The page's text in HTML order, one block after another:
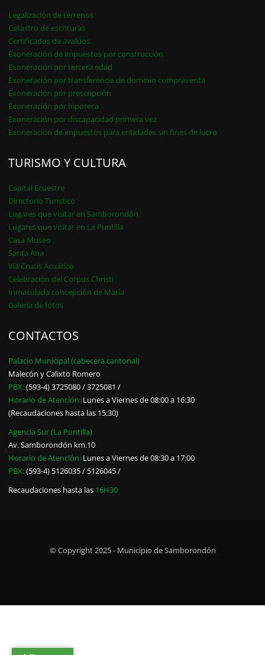
Legalización de terrenos
Catastro de escrituras
Certificados de avalúos
Exoneración de impuestos por construcción
Exoneración por tercera edad
Exoneración por transferencia de dominio compraventa
Exoneración por prescripción
Exoneración por hipoteca
Exoneración por discapacidad primera vez
Exoneración de impuestos para entidades sin fines de lucro
TURISMO Y CULTURA
Capital Ecuestre
Directorio Turístico
Lugares que visitar en Samborondón
Lugares que visitar en La Puntilla
Casa Museo
Santa Ana
Vía Crucis Acuático
Celebración del Corpus Christi
Inmaculada concepción de María
Galería de fotos
CONTACTOS
Palacio Municipal (cabecera cantonal)
Malecón y Calixto Romero
PBX:(593-4) 3725080 / 3725081 /
Horario de Atención: Lunes a Viernes de 08:00 a 16:30
(Recaudaciones hasta las 15:30)
Agencia Sur (La Puntilla)
Av. Samborondón km.10
Horario de Atención: Lunes a Viernes de 08:30 a 17:00
PBX:(593-4) 5126035 / 5126045 /
Recaudaciones hasta las 16H30
© Copyright 2025 - Municipio de Samborondón